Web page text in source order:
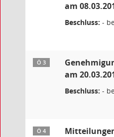
am
Beschluss: -
Ö 3
am
Beschluss: -
Ö 4